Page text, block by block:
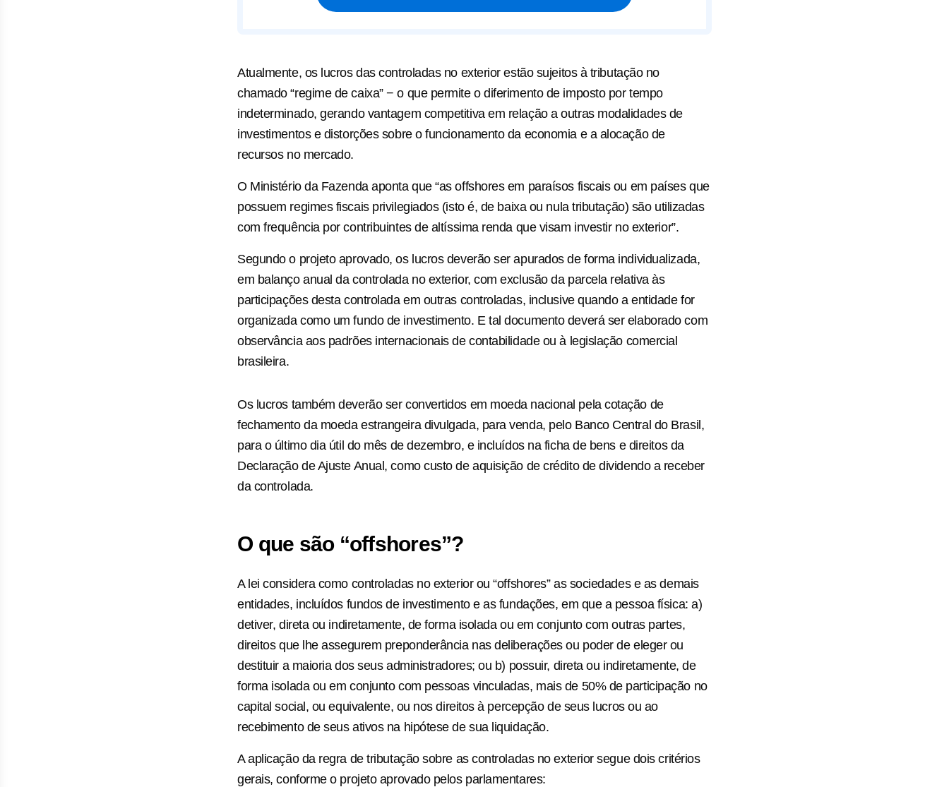
Atualmente, os lucros das controladas no exterior estão sujeitos à tributação no
chamado “regime de caixa” − o que permite o diferimento de imposto por tempo
indeterminado, gerando vantagem competitiva em relação a outras modalidades de
investimentos e distorções sobre o funcionamento da economia e a alocação de
recursos no mercado.
O Ministério da Fazenda aponta que “as offshores em paraísos fiscais ou em países que
possuem regimes fiscais privilegiados (isto é, de baixa ou nula tributação) são utilizadas
com frequência por contribuintes de altíssima renda que visam investir no exterior”.
Segundo o projeto aprovado, os lucros deverão ser apurados de forma individualizada,
em balanço anual da controlada no exterior, com exclusão da parcela relativa às
participações desta controlada em outras controladas, inclusive quando a entidade for
organizada como um fundo de investimento. E tal documento deverá ser elaborado com
observância aos padrões internacionais de contabilidade ou à legislação comercial
brasileira.
Os lucros também deverão ser convertidos em moeda nacional pela cotação de
fechamento da moeda estrangeira divulgada, para venda, pelo Banco Central do Brasil,
para o último dia útil do mês de dezembro, e incluídos na ficha de bens e direitos da
Declaração de Ajuste Anual, como custo de aquisição de crédito de dividendo a receber
da controlada.
O que são “offshores”?
A lei considera como controladas no exterior ou “offshores” as sociedades e as demais
entidades, incluídos fundos de investimento e as fundações, em que a pessoa física: a)
detiver, direta ou indiretamente, de forma isolada ou em conjunto com outras partes,
direitos que lhe assegurem preponderância nas deliberações ou poder de eleger ou
destituir a maioria dos seus administradores; ou b) possuir, direta ou indiretamente, de
forma isolada ou em conjunto com pessoas vinculadas, mais de 50% de participação no
capital social, ou equivalente, ou nos direitos à percepção de seus lucros ou ao
recebimento de seus ativos na hipótese de sua liquidação.
A aplicação da regra de tributação sobre as controladas no exterior segue dois critérios
gerais, conforme o projeto aprovado pelos parlamentares: